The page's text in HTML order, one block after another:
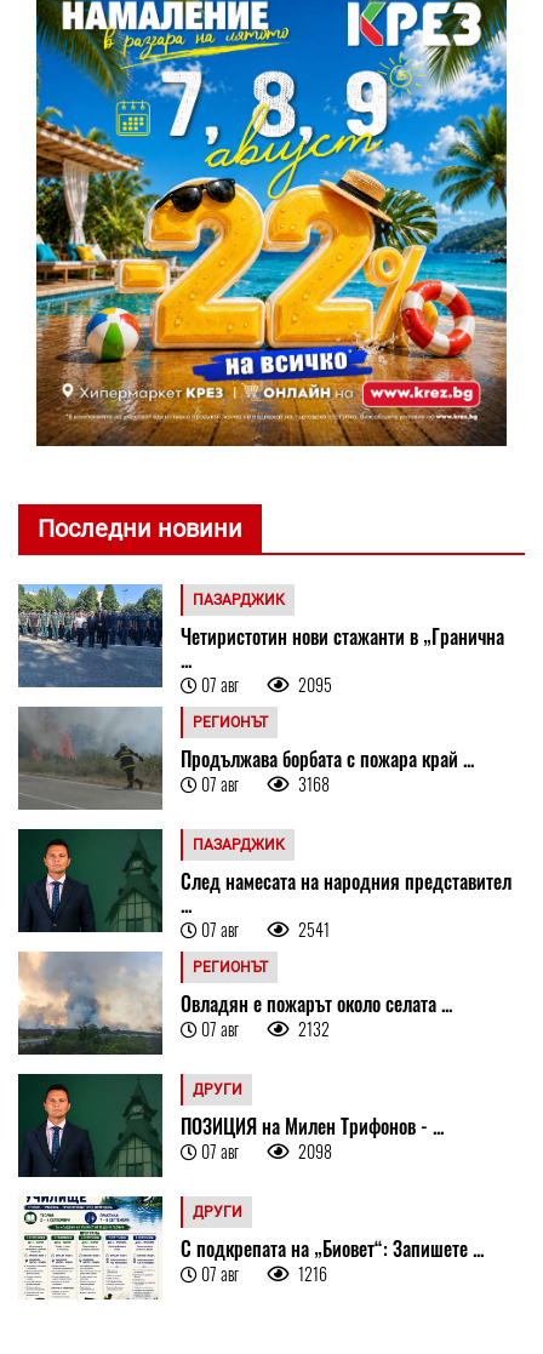
Последни новини
ПАЗАРДЖИК
Четиристотин нови стажанти в „Гранична
...
07 авг 2095
РЕГИОНЪТ
Продължава борбата с пожара край ...
07 авг 3168
ПАЗАРДЖИК
След намесата на народния представител
...
07 авг 2541
РЕГИОНЪТ
Овладян е пожарът около селата ...
07 авг 2132
ДРУГИ
ПОЗИЦИЯ на Милен Трифонов - ...
07 авг 2098
ДРУГИ
С подкрепата на „Биовет“: Запишете ...
07 авг 1216